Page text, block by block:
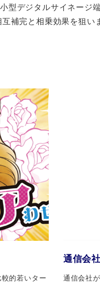
型デジタルサイネー
補完と相乗効果を狙
的若いター
通信会
通信会社